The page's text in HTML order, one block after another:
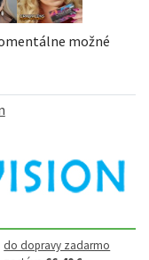
možné
do dopravy zadarmo